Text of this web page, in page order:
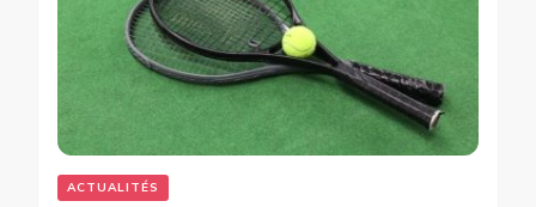
ACTUALITÉS